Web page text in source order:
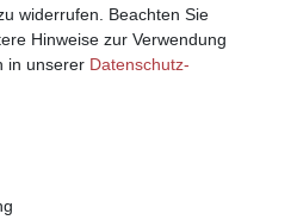
widerrufen. Beachten Sie
Hinweise zur Verwendung
in unserer Daten­schutz­